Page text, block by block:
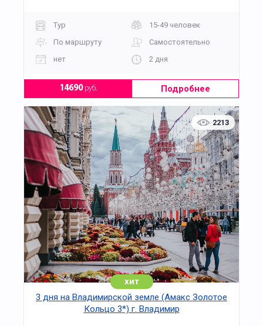
Тур
15-49 человек
По маршруту
Самостоятельно
нет
2 дня
14690руб. Подробнее
2213
хит
3 дня на Владимирской земле (Амакс Золотое
Кольцо 3*) г. Владимир